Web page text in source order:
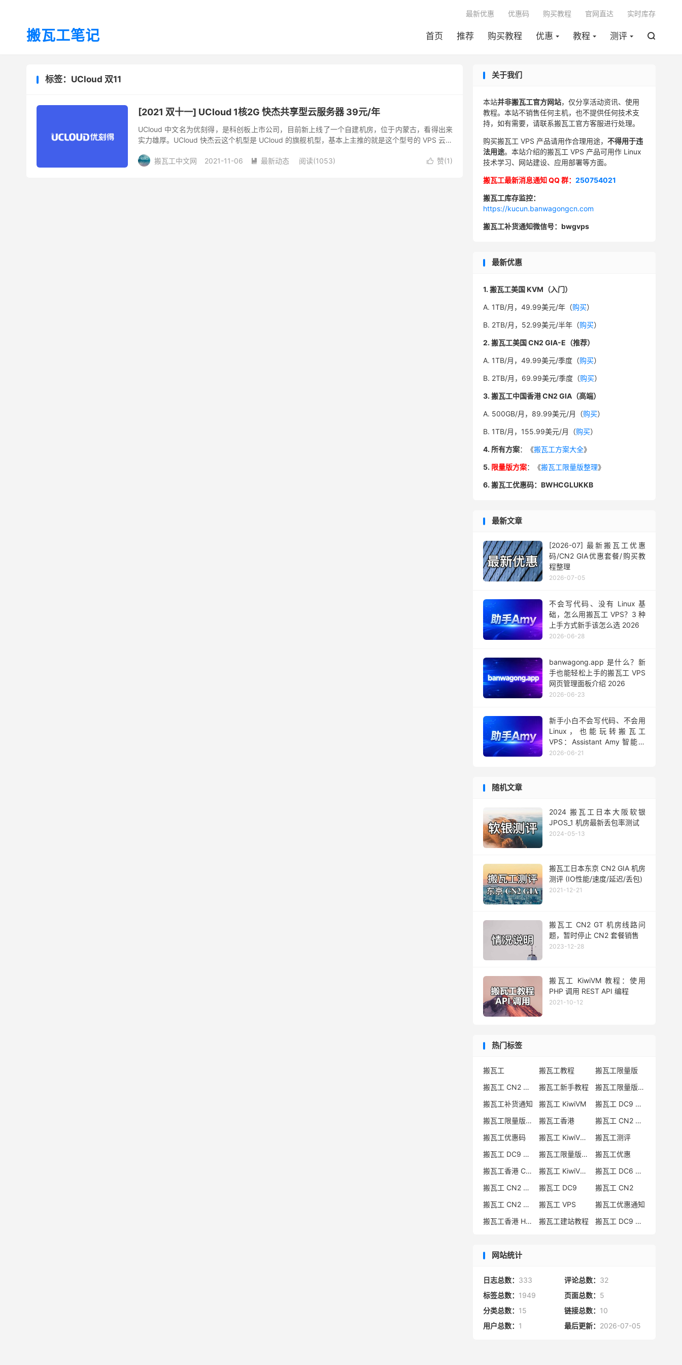
搬瓦工笔记 首页 推荐 购买教程 优惠 教程 测评 
最新优惠 优惠码 购买教程 官网直达 实时库存
标签：UCloud 双11
[2021 双十一] UCloud 1核2G 快杰共享型云服务器 39元/年
UCloud 中文名为优刻得，是科创板上市公司，目前新上线了一个自建机房，位于内蒙古，看得出来
实力雄厚。UCloud 快杰云这个机型是 UCloud 的旗舰机型，基本上主推的就是这个型号的 VPS 云服
搬瓦工中文网
2021-11-06  最新动态 阅读(1053)  赞(1)
关于我们
本站并非搬瓦工官方网站，仅分享活动资讯、使用
教程。本站不销售任何主机，也不提供任何技术支
持，如有需要，请联系搬瓦工官方客服进行处理。
购买搬瓦工 VPS 产品请用作合理用途， 不得用于违
法用途。本站介绍的搬瓦工 VPS 产品可用作 Linux
技术学习、网站建设、应用部署等方面。
搬瓦工最新消息通知 QQ 群： 250754021
搬瓦工库存监控：
https://kucun.banwagongcn.com
搬瓦工补货通知微信号：bwgvps
最新优惠
1. 搬瓦工美国 KVM（入门）
A. 1TB/月，49.99美元/年（购买）
B. 2TB/月，52.99美元/半年（购买）
2. 搬瓦工美国 CN2 GIA-E（推荐）
A. 1TB/月，49.99美元/季度（购买）
B. 2TB/月，69.99美元/季度（购买）
3. 搬瓦工中国香港 CN2 GIA（高端）
A. 500GB/月，89.99美元/月（购买）
B. 1TB/月，155.99美元/月（购买）
4. 所有方案：《搬瓦工方案大全》
5. 限量版方案：《搬瓦工限量版整理》
6. 搬瓦工优惠码：BWHCGLUKKB
最新文章
[2026-07] 最新搬瓦工优惠
码/CN2 GIA优惠套餐/购买教
程整理
2026-07-05
不会写代码、没有 Linux 基
础，怎么用搬瓦工 VPS？3 种
上手方式新手该怎么选 2026
2026-06-28
banwagong.app 是什么？新
手也能轻松上手的搬瓦工 VPS
网页管理面板介绍 2026
2026-06-23
新手小白不会写代码、不会用
Linux，也能玩转搬瓦工
VPS：Assistant Amy 智能助
手用法 2026
2026-06-21
随机文章
2024 搬瓦工日本大阪软银
JPOS_1 机房最新丢包率测试
2024-05-13
搬瓦工日本东京 CN2 GIA 机房
测评 (IO性能/速度/延迟/丢包)
2021-12-21
搬瓦工 CN2 GT 机房线路问
题，暂时停止 CN2 套餐销售
2023-12-28
搬瓦工 KiwiVM 教程：使用
PHP 调用 REST API 编程
2021-10-12
热门标签
搬瓦工 搬瓦工教程
搬瓦工限量版
搬瓦工 CN2 GIA
搬瓦工新手教程
搬瓦工限量版套餐
搬瓦工补货通知
搬瓦工 KiwiVM
搬瓦工 DC9 CN2 GIA
搬瓦工限量版补货
搬瓦工香港
搬瓦工 CN2 GIA-E
搬瓦工优惠码
搬瓦工 KiwiVM 教程
搬瓦工测评
搬瓦工 DC9 CN2 GIA 限量版
搬瓦工限量版补货通知
搬瓦工优惠
搬瓦工香港 CN2 GIA
搬瓦工 KiwiVM 控制面板
搬瓦工 DC6 CN2 GIA-E
搬瓦工 CN2 GIA-E 限量版
搬瓦工 DC9
搬瓦工 CN2
搬瓦工 CN2 GIA 限量版
搬瓦工 VPS
搬瓦工优惠通知
搬瓦工香港 HK85
搬瓦工建站教程 搬瓦工 DC9 限量版
网站统计
日志总数： 333 评论总数： 32
标签总数： 1949 页面总数： 5
分类总数： 15 链接总数： 10
用户总数： 1 最后更新： 2026-07-05